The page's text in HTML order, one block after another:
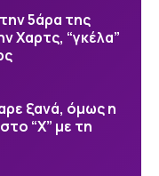
5άρα της
Χαρτς, “γκέλα”
ξανά, όμως η
“Χ” με τη